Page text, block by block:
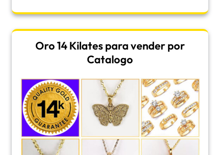
Oro 14 Kilates para vender por
Catalogo